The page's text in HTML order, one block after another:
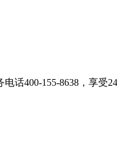
话400-155-8638，享受